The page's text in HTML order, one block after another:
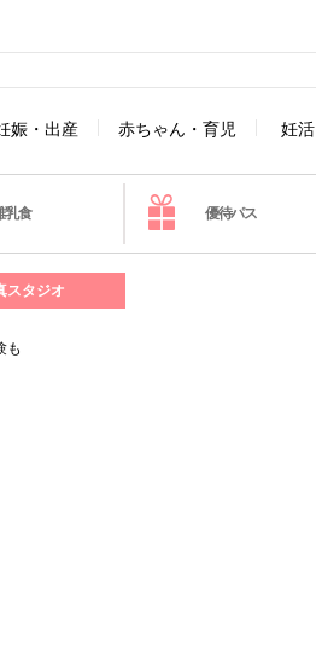
娠・出産 赤ちゃん・育児 妊活
乳食 優待パス
スタジオ
も